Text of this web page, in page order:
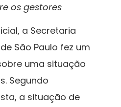
os gestores
a Secretaria
São Paulo fez um
uma situação
Segundo
a situação de